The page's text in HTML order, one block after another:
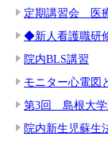
定期講習会 医
◆新人看護職研
院内BLS講習
モニター心電図
第3回 島根大学
院内新生児蘇生